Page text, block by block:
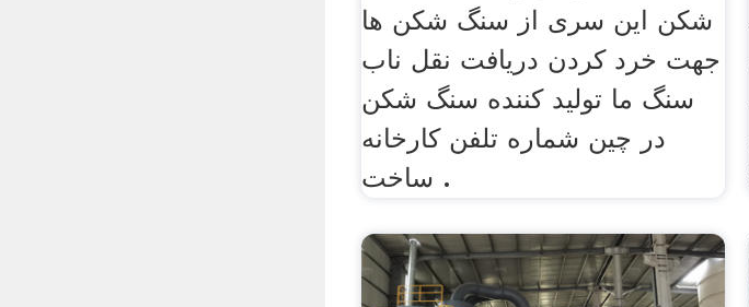
شکن این سری از سنگ شکن ها
جهت خرد کردن دریافت نقل ناب
سنگ ما تولید کننده سنگ شکن
در چین شماره تلفن کارخانه
ساخت .